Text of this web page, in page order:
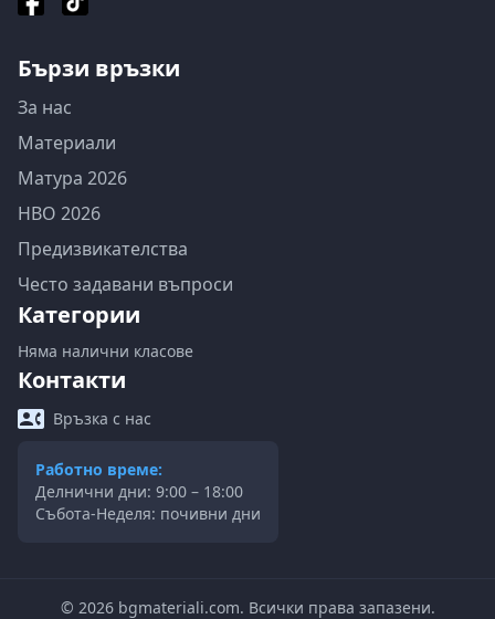
Бързи връзки
За нас
Материали
Матура 2026
НВО 2026
Предизвикателства
Често задавани въпроси
Категории
Няма налични класове
Контакти
Връзка с нас
Работно време:
Делнични дни: 9:00 – 18:00
Събота-Неделя: почивни дни
© 2026bgmateriali.com. Всички права запазени.